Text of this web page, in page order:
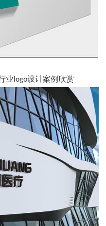
业logo设计案例欣赏